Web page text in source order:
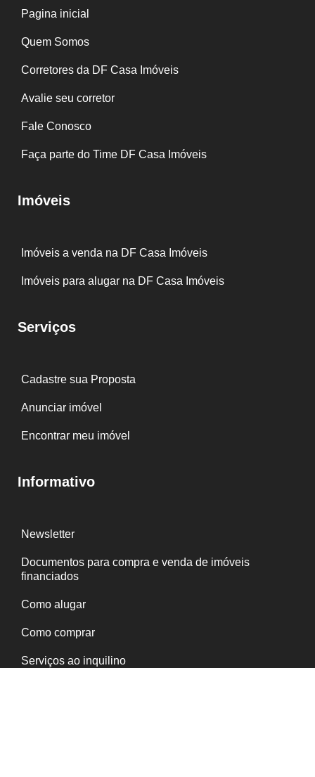
Pagina inicial
Quem Somos
Corretores da DF Casa Imóveis
Avalie seu corretor
Fale Conosco
Faça parte do Time DF Casa Imóveis
Imóveis
Imóveis a venda na DF Casa Imóveis
Imóveis para alugar na DF Casa Imóveis
Serviços
Cadastre sua Proposta
Anunciar imóvel
Encontrar meu imóvel
Informativo
Newsletter
Documentos para compra e venda de imóveis
financiados
Como alugar
Como comprar
Serviços ao inquilino